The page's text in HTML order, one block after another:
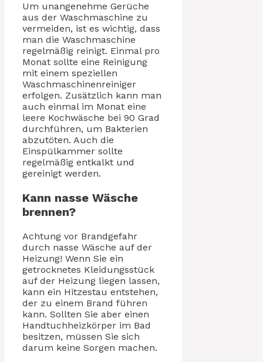
Um unangenehme Gerüche
aus der Waschmaschine zu
vermeiden, ist es wichtig, dass
man die Waschmaschine
regelmäßig reinigt. Einmal pro
Monat sollte eine Reinigung
mit einem speziellen
Waschmaschinenreiniger
erfolgen. Zusätzlich kann man
auch einmal im Monat eine
leere Kochwäsche bei 90 Grad
durchführen, um Bakterien
abzutöten. Auch die
Einspülkammer sollte
regelmäßig entkalkt und
gereinigt werden.
Kann nasse Wäsche
brennen?
Achtung vor Brandgefahr
durch nasse Wäsche auf der
Heizung! Wenn Sie ein
getrocknetes Kleidungsstück
auf der Heizung liegen lassen,
kann ein Hitzestau entstehen,
der zu einem Brand führen
kann. Sollten Sie aber einen
Handtuchheizkörper im Bad
besitzen, müssen Sie sich
darum keine Sorgen machen.